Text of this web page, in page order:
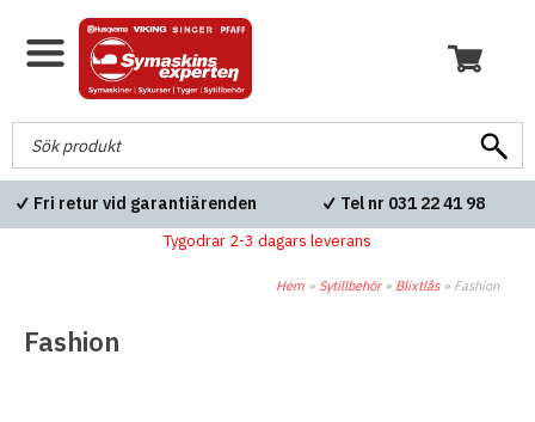
Fri retur vid garantiärenden Tel nr 031 22 41 98
Tygodrar 2-3 dagars leverans
Hem » Sytillbehör» Blixtlås» Fashion
Fashion